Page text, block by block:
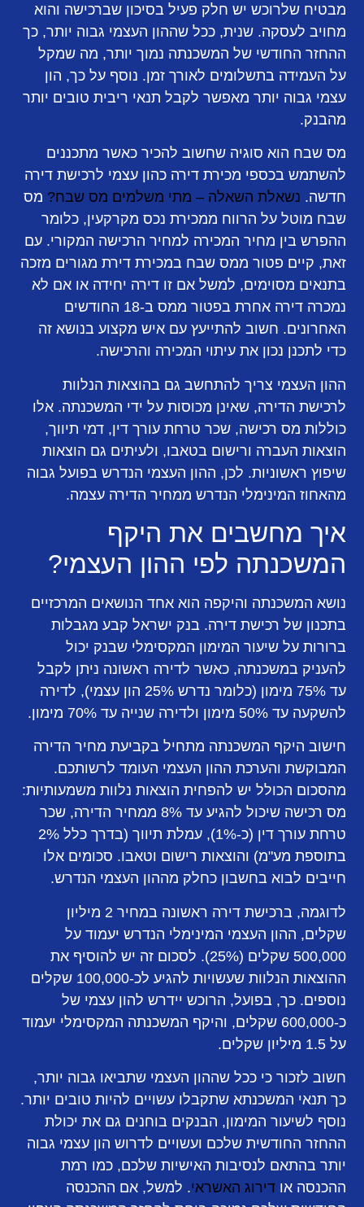
מבטיח שלרוכש יש חלק פעיל בסיכון שברכישה והוא
מחויב לעסקה. שנית, ככל שההון העצמי גבוה יותר, כך
ההחזר החודשי של המשכנתה נמוך יותר, מה שמקל
על העמידה בתשלומים לאורך זמן. נוסף על כך, הון
עצמי גבוה יותר מאפשר לקבל תנאי ריבית טובים יותר
מהבנק.
מס שבח הוא סוגיה שחשוב להכיר כאשר מתכננים
להשתמש בכספי מכירת דירה כהון עצמי לרכישת דירה
חדשה. נשאלת השאלה – מתי משלמים מס שבח? מס
שבח מוטל על הרווח ממכירת נכס מקרקעין, כלומר
ההפרש בין מחיר המכירה למחיר הרכישה המקורי. עם
זאת, קיים פטור ממס שבח במכירת דירת מגורים מזכה
בתנאים מסוימים, למשל אם זו דירה יחידה או אם לא
נמכרה דירה אחרת בפטור ממס ב-18 החודשים
האחרונים. חשוב להתייעץ עם איש מקצוע בנושא זה
כדי לתכנן נכון את עיתוי המכירה והרכישה.
ההון העצמי צריך להתחשב גם בהוצאות הנלוות
לרכישת הדירה, שאינן מכוסות על ידי המשכנתה. אלו
כוללות מס רכישה, שכר טרחת עורך דין, דמי תיווך,
הוצאות העברה ורישום בטאבו, ולעיתים גם הוצאות
שיפוץ ראשוניות. לכן, ההון העצמי הנדרש בפועל גבוה
מהאחוז המינימלי הנדרש ממחיר הדירה עצמה.
איך מחשבים את היקף
המשכנתה לפי ההון העצמי?
נושא המשכנתה והיקפה הוא אחד הנושאים המרכזיים
בתכנון של רכישת דירה. בנק ישראל קבע מגבלות
ברורות על שיעור המימון המקסימלי שבנק יכול
להעניק במשכנתה, כאשר לדירה ראשונה ניתן לקבל
עד 75% מימון (כלומר נדרש 25% הון עצמי), לדירה
להשקעה עד 50% מימון ולדירה שנייה עד 70% מימון.
חישוב היקף המשכנתה מתחיל בקביעת מחיר הדירה
המבוקשת והערכת ההון העצמי העומד לרשותכם.
מהסכום הכולל יש להפחית הוצאות נלוות משמעותיות:
מס רכישה שיכול להגיע עד 8% ממחיר הדירה, שכר
טרחת עורך דין (כ-1%), עמלת תיווך (בדרך כלל 2%
בתוספת מע"מ) והוצאות רישום וטאבו. סכומים אלו
חייבים לבוא בחשבון כחלק מההון העצמי הנדרש.
לדוגמה, ברכישת דירה ראשונה במחיר 2 מיליון
שקלים, ההון העצמי המינימלי הנדרש יעמוד על
500,000 שקלים (25%). לסכום זה יש להוסיף את
ההוצאות הנלוות שעשויות להגיע לכ-100,000 שקלים
נוספים. כך, בפועל, הרוכש יידרש להון עצמי של
כ-600,000 שקלים, והיקף המשכנתה המקסימלי יעמוד
על 1.5 מיליון שקלים.
חשוב לזכור כי ככל שההון העצמי שתביאו גבוה יותר,
כך תנאי המשכנתא שתקבלו עשויים להיות טובים יותר.
נוסף לשיעור המימון, הבנקים בוחנים גם את יכולת
ההחזר החודשית שלכם ועשויים לדרוש הון עצמי גבוה
יותר בהתאם לנסיבות האישיות שלכם, כמו רמת
ההכנסה אודירוג האשראי. למשל, אם ההכנסה